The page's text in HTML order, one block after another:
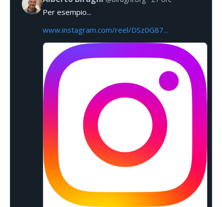
Per esempio...
www.instagram.com/reel/DSz0G87...